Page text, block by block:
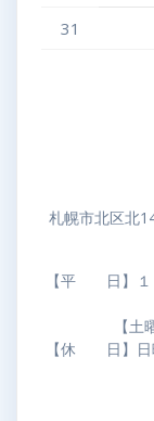
31
札幌市北区北
【平 日】１
【
【休 日】日